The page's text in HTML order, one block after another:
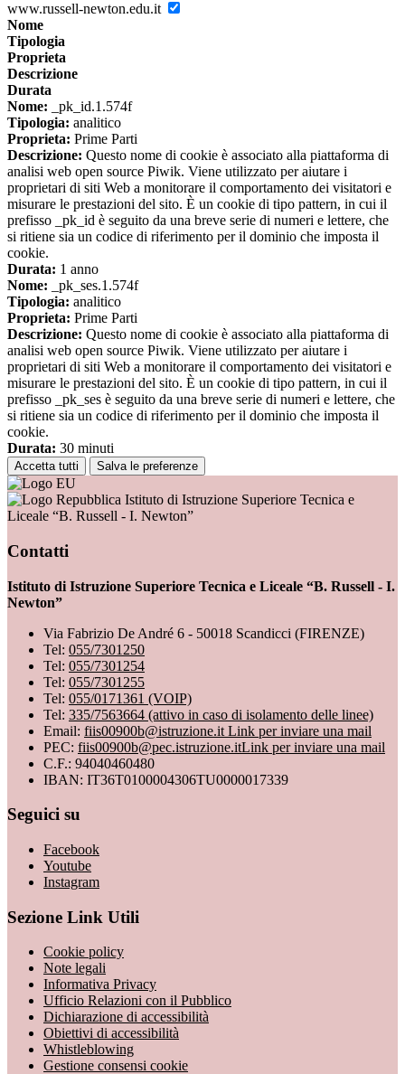
www.russell-newton.edu.it
Nome
Tipologia
Proprieta
Descrizione
Durata
Nome: _pk_id.1.574f
Tipologia: analitico
Proprieta: Prime Parti
Descrizione: Questo nome di cookie è associato alla piattaforma di
analisi web open source Piwik. Viene utilizzato per aiutare i
proprietari di siti Web a monitorare il comportamento dei visitatori e
misurare le prestazioni del sito. È un cookie di tipo pattern, in cui il
prefisso _pk_id è seguito da una breve serie di numeri e lettere, che
si ritiene sia un codice di riferimento per il dominio che imposta il
cookie.
Durata: 1 anno
Nome: _pk_ses.1.574f
Tipologia: analitico
Proprieta: Prime Parti
Descrizione: Questo nome di cookie è associato alla piattaforma di
analisi web open source Piwik. Viene utilizzato per aiutare i
proprietari di siti Web a monitorare il comportamento dei visitatori e
misurare le prestazioni del sito. È un cookie di tipo pattern, in cui il
prefisso _pk_ses è seguito da una breve serie di numeri e lettere, che
si ritiene sia un codice di riferimento per il dominio che imposta il
cookie.
Durata: 30 minuti
Accetta tutti Salva le preferenze
Istituto di Istruzione Superiore Tecnica e
Liceale “B. Russell - I. Newton”
Contatti
Istituto di Istruzione Superiore Tecnica e Liceale “B. Russell - I.
Newton”
Via Fabrizio De André 6 - 50018 Scandicci (FIRENZE)
Tel: 055/7301250
Tel: 055/7301254
Tel: 055/7301255
Tel: 055/0171361 (VOIP)
Tel: 335/7563664 (attivo in caso di isolamento delle linee)
Email: fiis00900b@istruzione.it Link per inviare una mail
PEC: fiis00900b@pec.istruzione.itLink per inviare una mail
C.F.: 94040460480
IBAN: IT36T0100004306TU0000017339
Seguici su
Facebook
Youtube
Instagram
Sezione Link Utili
Cookie policy
Note legali
Informativa Privacy
Ufficio Relazioni con il Pubblico
Dichiarazione di accessibilità
Obiettivi di accessibilità
Whistleblowing
Gestione consensi cookie